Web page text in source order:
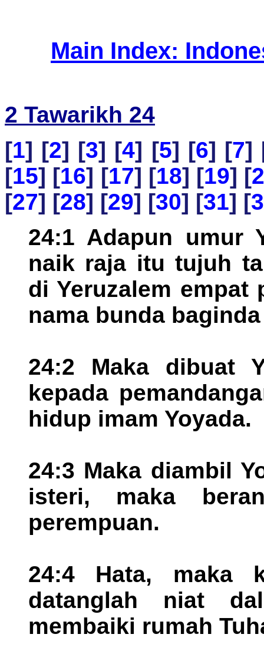
Main Index:
2 Tawarikh 24
[1] [2] [3] [4] [5] [6] [7]
[15] [16] [17] [18] [19] [
[27] [28] [29] [30] [31] [
24:1 Adapun umur
naik raja itu tujuh
di Yeruzalem empat
nama bunda
24:2 Maka dibuat
kepada
hidup imam Yoyada.
24:3 Maka diambil
isteri, maka
perempuan.
24:4 Hata, maka
datanglah niat
membaiki rumah